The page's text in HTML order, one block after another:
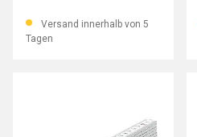
Versand innerhalb von 5
Tagen